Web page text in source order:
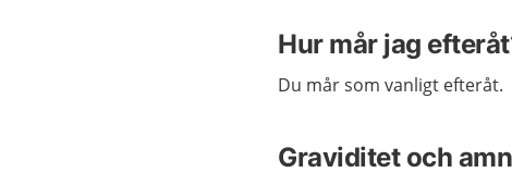
Hur mår jag
Du mår som vanligt efteråt.
Graviditet och